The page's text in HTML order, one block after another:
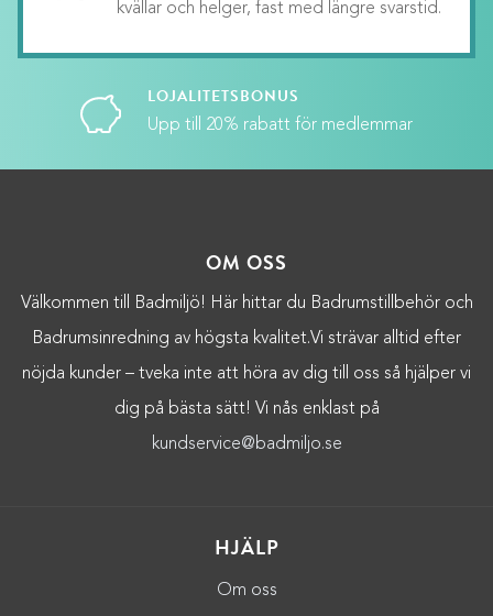
kvällar och helger, fast med längre svarstid.
LOJALITETSBONUS
Upp till 20% rabatt för medlemmar
OM OSS
Välkommen till Badmiljö! Här hittar du Badrumstillbehör och
Badrumsinredning av högsta kvalitet.Vi strävar alltid efter
nöjda kunder – tveka inte att höra av dig till oss så hjälper vi
dig på bästa sätt! Vi nås enklast på
kundservice@badmiljo.se
HJÄLP
Om oss